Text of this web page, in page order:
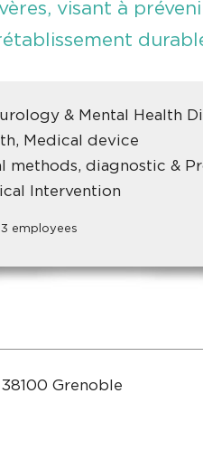
visant à
& Mental Health
Medical device
methods, diagnostic &
Intervention
employees
Grenoble